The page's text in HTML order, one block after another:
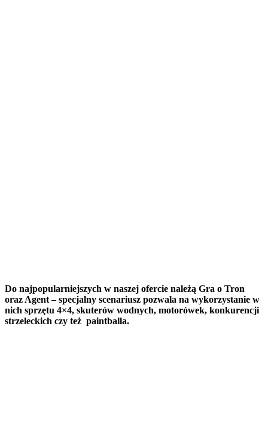
Do najpopularniejszych w naszej ofercie należą Gra o Tron
oraz Agent – specjalny scenariusz pozwala na wykorzystanie w
nich sprzętu 4×4, skuterów wodnych, motorówek, konkurencji
strzeleckich czy też paintballa.